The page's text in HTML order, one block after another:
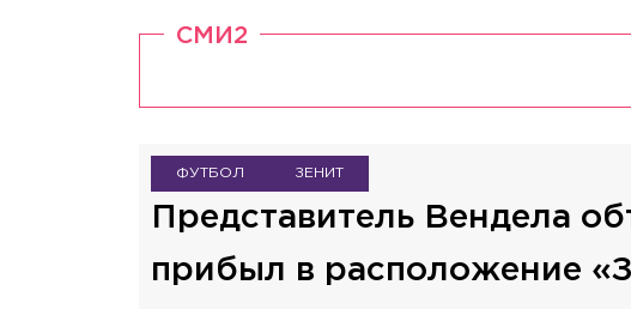
СМИ2
ФУТБОЛ ЗЕНИТ
Представитель Вендела
прибыл в расположение